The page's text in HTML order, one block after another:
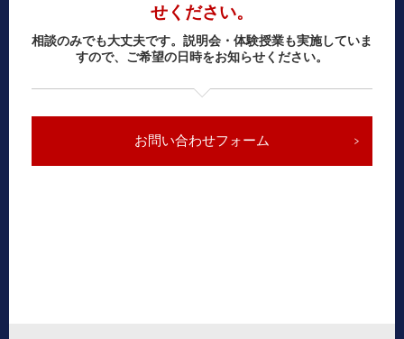
せください。
相談のみでも大丈夫です。説明会・体験授業も実施していま
すので、ご希望の日時をお知らせください。
お問い合わせフォーム